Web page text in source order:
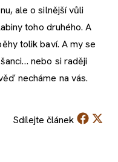
ale o silnější vůli
toho druhého. A
tolik baví. A my se
nebo si raději
necháme na vás.
Sdílejte článek